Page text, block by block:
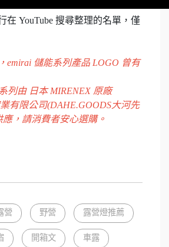
在 YouTube 搜尋整理的名單，僅
emirai 儲能系列產品 LOGO 曾有
列由 日本 MIRENEX 原廠
有限公司(DAHE.GOODS大河先
應，請消費者安心選購。
營 野營 露營燈推薦
開箱文 車露